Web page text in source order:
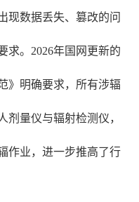
现数据丢失、篡改的问
求。2026年国网更新的
》明确要求，所有涉辐
剂量仪与辐射检测仪，
作业，进一步推高了行